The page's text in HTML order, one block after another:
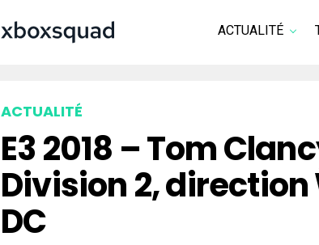
ACTUALITÉ
ACTUALITÉ
E3 2018 – Tom
Division 2,
DC